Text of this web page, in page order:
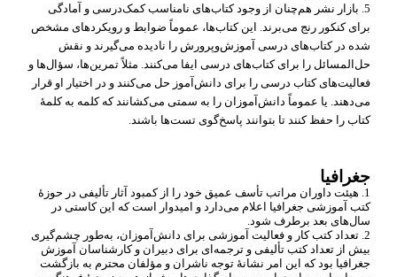
5. بازار نشر هم
چنان از وجود کتابهای نامناسب کمکدرسی و آمادگی
برای کنکور رنج میبرند. این کتابها، عموماً ضوابط و رویکردهای مشخص
شده در کتابهای درسی آموزشوپرورش را نادیده میگیرند و نقش
حل المسائل را برای کتابهای درسی ایفا میکنند. مثلاً تمرینها، سؤالها و
فعالیتهای کتاب درسی را برای دانش آموز حل میکنند و در اختیار او قرار
میدهند. یا عموماً دانش آموزان را به سمتی میکشانند که کلمه به کلمۀ
کتاب را حفظ کنند تا بتوانند پاسخگوی تستها باشند.
جغرافیا
1. هیئت داوران مراتب تأسف عمیق خود را از کمبود آثار تألیفی در حوزۀ
کتب آموزشی جغرافیا اعلام میدارد و امیدوار است که این کاستی در
سالهای بعد برطرف شود.
2. تعداد کتب کار و فعالیت آموزشی برای دانش
آموزان، بهطور چشمگیری
بیش از تعداد کتب تألیفی و ترجمه ای برای دبیران و کارشناسان آموزش
جغرافیا بود که این امر نشانۀ توجه ناشران و مؤلفان محترم به بازگشت